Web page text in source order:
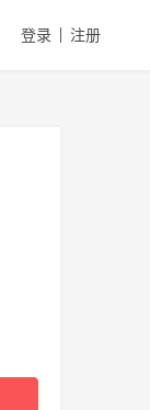
登录 注册